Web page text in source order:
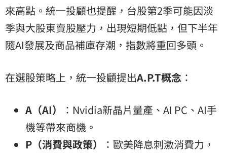
來高點。統一投顧也提醒，台股第2季可能因淡
季與大股東賣股壓力，出現短期低點，但下半年
隨AI發展及商品補庫存潮，指數將重回多頭。
在選股策略上，統一投顧提出A.P.T概念 ：
A （AI）
：Nvidia新晶片量產、AI PC、AI手
機等帶來商機。
P （消費與政策）
：歐美降息刺激消費力，